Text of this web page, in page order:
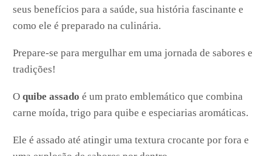
seus benefícios para a saúde, sua história fascinante e
como ele é preparado na culinária.
Prepare-se para mergulhar em uma jornada de sabores e
tradições!
Oquibe assado é um prato emblemático que combina
carne moída, trigo para quibe e especiarias aromáticas.
Ele é assado até atingir uma textura crocante por fora e